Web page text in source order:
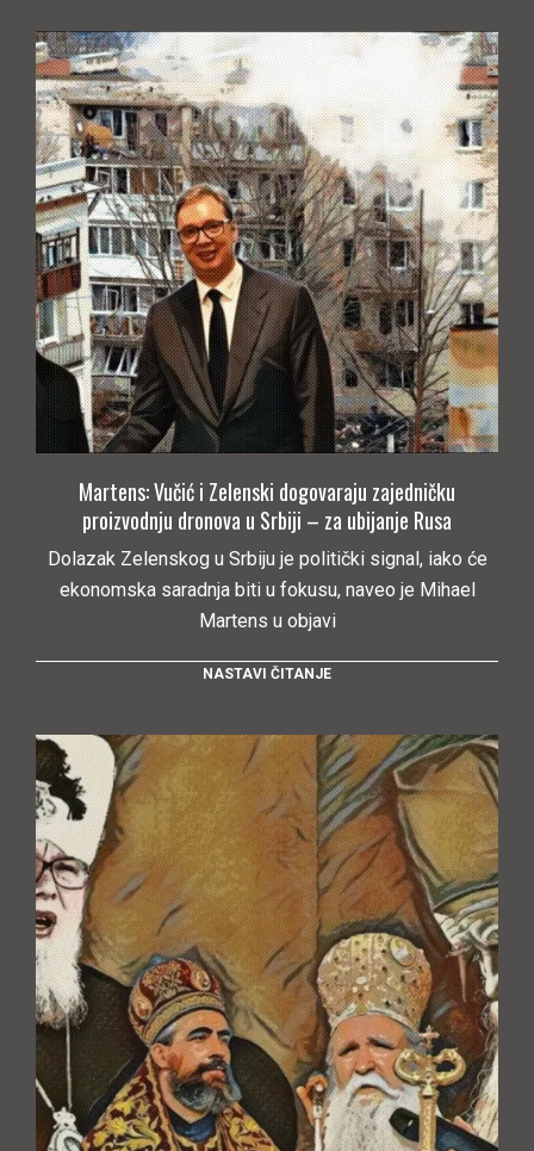
Martens: Vučić i Zelenski dogovaraju zajedničku
proizvodnju dronova u Srbiji – za ubijanje Rusa
Dolazak Zelenskog u Srbiju je politički signal, iako će
ekonomska saradnja biti u fokusu, naveo je Mihael
Martens u objavi
NASTAVI ČITANJE